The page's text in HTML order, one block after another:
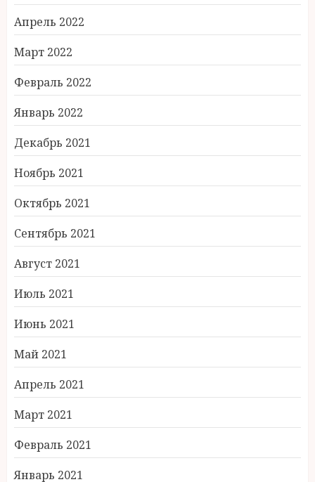
Апрель 2022
Март 2022
Февраль 2022
Январь 2022
Декабрь 2021
Ноябрь 2021
Октябрь 2021
Сентябрь 2021
Август 2021
Июль 2021
Июнь 2021
Май 2021
Апрель 2021
Март 2021
Февраль 2021
Январь 2021